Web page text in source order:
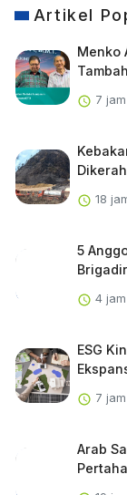
Artikel
Menko
7
18
5
4
ESG
7
Arab